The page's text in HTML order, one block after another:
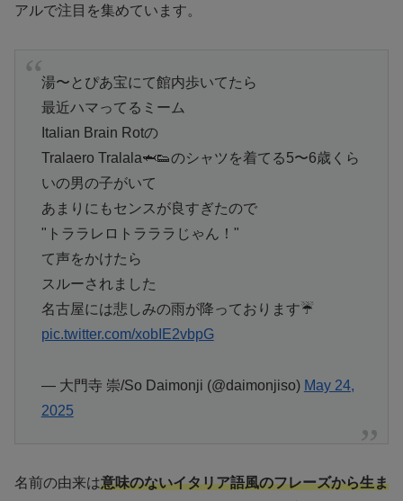
アルで注目を集めています。
湯〜とぴあ宝にて館内歩いてたら
最近ハマってるミーム
Italian Brain Rotの
Tralaero Tralala🦈👟のシャツを着てる5〜6歳くら
いの男の子がいて
あまりにもセンスが良すぎたので
"トララレロトラララじゃん！"
て声をかけたら
スルーされました
名古屋には悲しみの雨が降っております☔️
pic.twitter.com/xobIE2vbpG
— 大門寺 崇/So Daimonji (@daimonjiso) May 24,
2025
名前の由来は意味のないイタリア語風のフレーズから生ま